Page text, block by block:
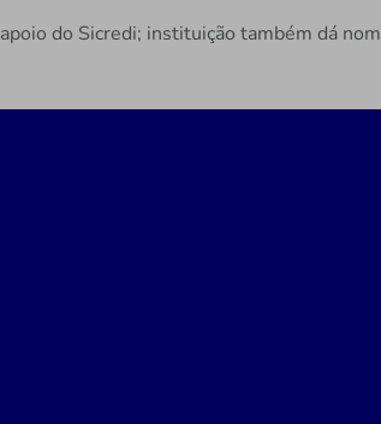
do Sicredi; instituição também dá